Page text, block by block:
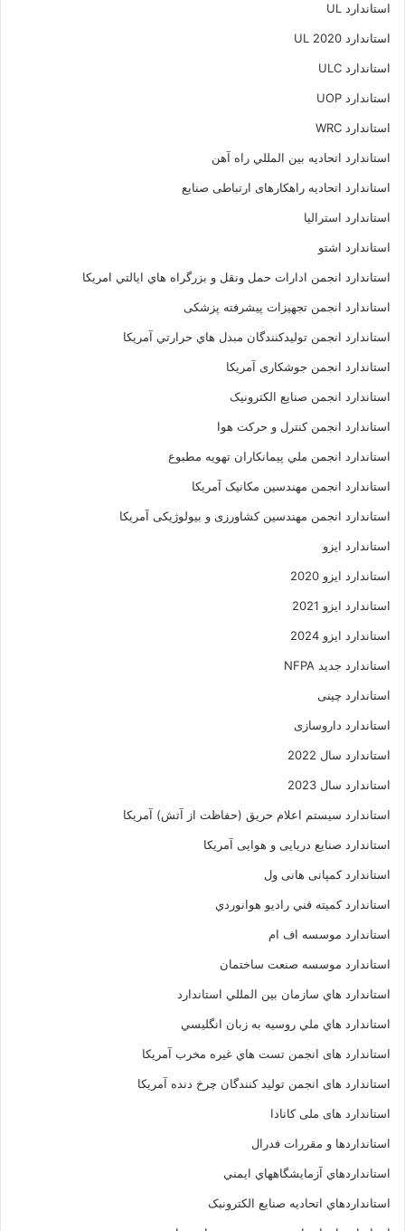
استاندارد UL
استاندارد UL 2020
استاندارد ULC
استاندارد UOP
استاندارد WRC
استاندارد اتحاديه بين المللي راه آهن
استاندارد اتحادیه راهکارهای ارتباطی صنایع
استاندارد استرالیا
استاندارد اشتو
استاندارد انجمن ادارات حمل ونقل و بزرگراه هاي ايالتي امريکا
استاندارد انجمن تجهیزات پیشرفته پزشکی
استاندارد انجمن توليدکنندگان مبدل هاي حرارتي آمريکا
استاندارد انجمن جوشکاری آمریکا
استاندارد انجمن صنايع الکترونيک
استاندارد انجمن کنترل و حرکت هوا
استاندارد انجمن ملي پيمانکاران تهويه مطبوع
استاندارد انجمن مهندسين مکانيک آمريکا
استاندارد انجمن مهندسین کشاورزی و بیولوژیکی آمریکا
استاندارد ایزو
استاندارد ایزو 2020
استاندارد ایزو 2021
استاندارد ایزو 2024
استاندارد جدید NFPA
استاندارد چینی
استاندارد داروسازی
استاندارد سال 2022
استاندارد سال 2023
استاندارد سیستم اعلام حریق (حفاظت از آتش) آمریکا
استاندارد صنایع دریایی و هوایی آمریکا
استاندارد کمپانی هانی ول
استاندارد کميته فني راديو هوانوردي
استاندارد موسسه اف ام
استاندارد موسسه صنعت ساختمان
استاندارد هاي سازمان بين المللي استاندارد
استاندارد هاي ملي روسيه به زبان انگليسي
استاندارد های انجمن تست هاي غيره مخرب آمريکا
استاندارد های انجمن توليد کنندگان چرخ دنده آمريکا
استاندارد های ملی کانادا
استانداردها و مقررات فدرال
استانداردهاي آزمايشگاههاي ايمني
استانداردهاي اتحاديه صنايع الکترونبک